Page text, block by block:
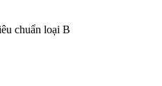
chuẩn loại B